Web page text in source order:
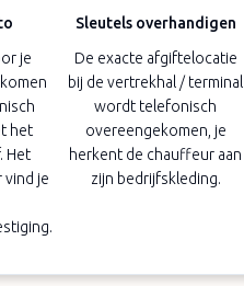
je
het
Het
je
Sleutels overhandigen
De exacte afgiftelocatie
bij de vertrekhal / terminal
wordt telefonisch
overeengekomen, je
herkent de chauffeur aan
zijn bedrijfskleding.